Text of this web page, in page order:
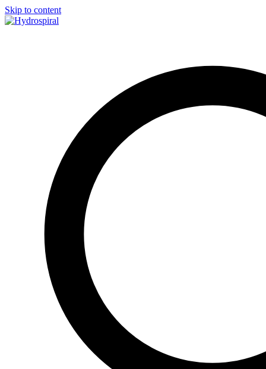
Skip to content